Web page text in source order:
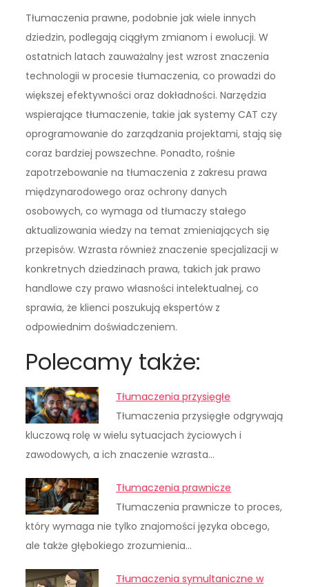
Tłumaczenia prawne, podobnie jak wiele innych
dziedzin, podlegają ciągłym zmianom i ewolucji. W
ostatnich latach zauważalny jest wzrost znaczenia
technologii w procesie tłumaczenia, co prowadzi do
większej efektywności oraz dokładności. Narzędzia
wspierające tłumaczenie, takie jak systemy CAT czy
oprogramowanie do zarządzania projektami, stają się
coraz bardziej powszechne. Ponadto, rośnie
zapotrzebowanie na tłumaczenia z zakresu prawa
międzynarodowego oraz ochrony danych
osobowych, co wymaga od tłumaczy stałego
aktualizowania wiedzy na temat zmieniających się
przepisów. Wzrasta również znaczenie specjalizacji w
konkretnych dziedzinach prawa, takich jak prawo
handlowe czy prawo własności intelektualnej, co
sprawia, że klienci poszukują ekspertów z
odpowiednim doświadczeniem.
Polecamy także:
Tłumaczenia przysięgłe
Tłumaczenia przysięgłe odgrywają
kluczową rolę w wielu sytuacjach życiowych i
zawodowych, a ich znaczenie wzrasta…
Tłumaczenia prawnicze
Tłumaczenia prawnicze to proces,
który wymaga nie tylko znajomości języka obcego,
ale także głębokiego zrozumienia…
Tłumaczenia symultaniczne w